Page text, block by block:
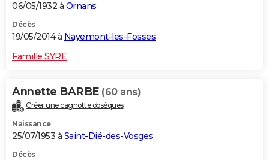
06/05/1932 à Ornans
Décès
19/05/2014 à Nayemont-les-Fosses
Famille SYRE
Annette BARBE (60 ans)
Créer une cagnotte obsèques
Naissance
25/07/1953 à Saint-Dié-des-Vosges
Décès